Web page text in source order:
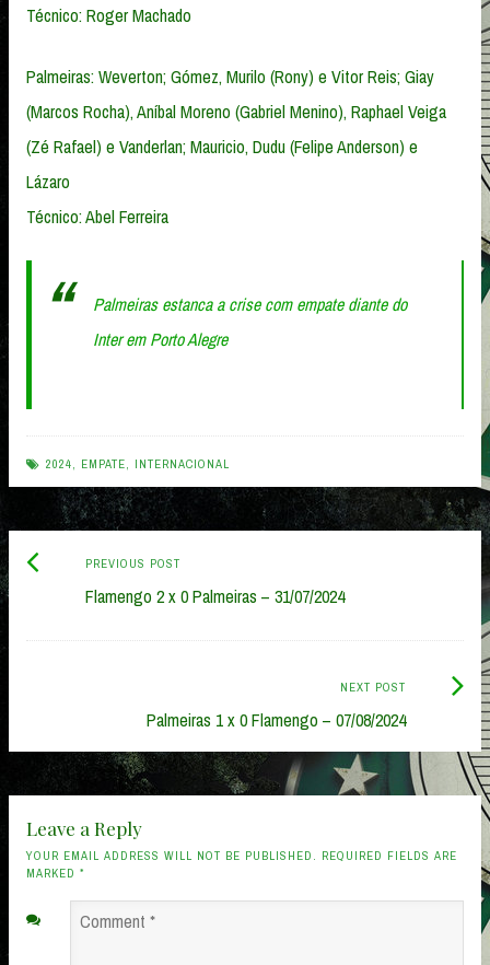
Técnico: Roger Machado
Palmeiras: Weverton; Gómez, Murilo (Rony) e Vitor Reis; Giay
(Marcos Rocha), Aníbal Moreno (Gabriel Menino), Raphael Veiga
(Zé Rafael) e Vanderlan; Mauricio, Dudu (Felipe Anderson) e
Lázaro
Técnico: Abel Ferreira
Palmeiras estanca a crise com empate diante do
Inter em Porto Alegre
2024, EMPATE, INTERNACIONAL
Post
navigation
PREVIOUS POSTPrevious
post:
Flamengo 2 x 0 Palmeiras – 31/07/2024
NEXT POST
Palmeiras 1 x 0 Flamengo – 07/08/2024
Next
Leave a Reply
YOUR EMAIL ADDRESS WILL NOT BE PUBLISHED. REQUIRED FIELDS ARE
MARKED *
Comment